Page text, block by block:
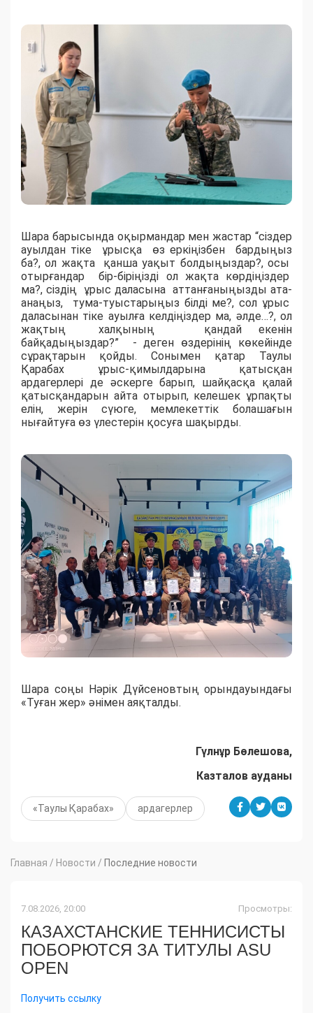
Шара барысында оқырмандар мен жастар “сіздер
ауылдан тіке ұрысқа өз еркіңізбен бардыңыз
ба?, ол жақта қанша уақыт болдыңыздар?, осы
отырғандар бір-біріңізді ол жақта көрдіңіздер
ма?, сіздің ұрыс даласына аттанғаныңызды ата-
анаңыз, тума-туыстарыңыз білді ме?, сол ұрыс
даласынан тіке ауылға келдіңіздер ма, әлде…?, ол
жақтың халқының қандай екенін
байқадыңыздар?” - деген өздерінің көкейінде
сұрақтарын қойды. Сонымен қатар Таулы
Қарабах ұрыс-қимылдарына қатысқан
ардагерлері де әскерге барып, шайқасқа қалай
қатысқандарын айта отырып, келешек ұрпақты
елін, жерін сүюге, мемлекеттік болашағын
нығайтуға өз үлестерін қосуға шақырды.
Шара соңы Нәрік Дүйсеновтың орындауындағы
«Туған жер» әнімен аяқталды.
Гүлнұр Бөлешова,
Казталов ауданы
«Таулы Қарабах» ардагерлер
Главная / Новости / Последние новости
7.08.2026, 20:00 Просмотры:
КАЗАХСТАНСКИЕ ТЕННИСИСТЫ
ПОБОРЮТСЯ ЗА ТИТУЛЫ ASU
OPEN
Получить ссылку